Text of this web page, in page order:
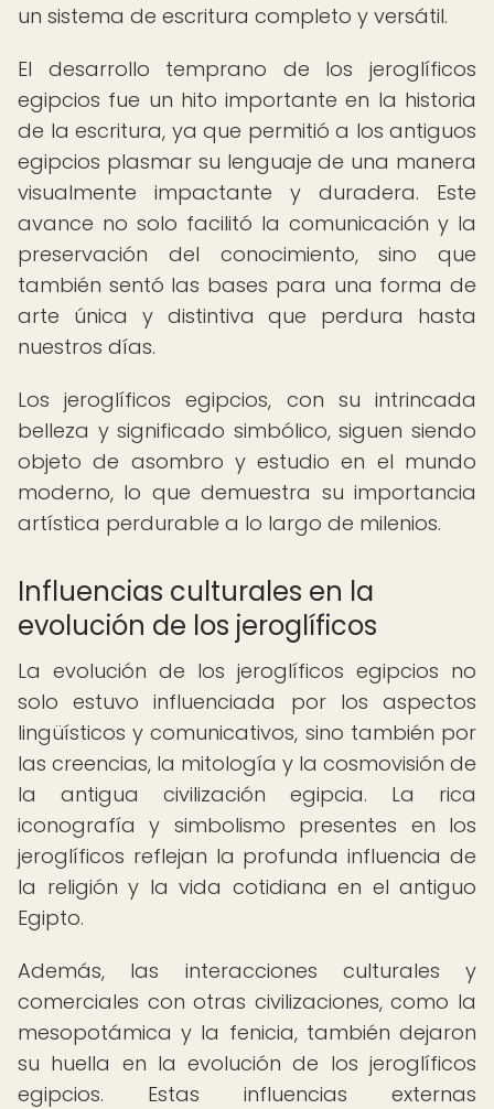
un sistema de escritura completo y versátil.
El desarrollo temprano de los jeroglíficos
egipcios fue un hito importante en la historia
de la escritura, ya que permitió a los antiguos
egipcios plasmar su lenguaje de una manera
visualmente impactante y duradera. Este
avance no solo facilitó la comunicación y la
preservación del conocimiento, sino que
también sentó las bases para una forma de
arte única y distintiva que perdura hasta
nuestros días.
Los jeroglíficos egipcios, con su intrincada
belleza y significado simbólico, siguen siendo
objeto de asombro y estudio en el mundo
moderno, lo que demuestra su importancia
artística perdurable a lo largo de milenios.
Influencias culturales en la
evolución de los jeroglíficos
La evolución de los jeroglíficos egipcios no
solo estuvo influenciada por los aspectos
lingüísticos y comunicativos, sino también por
las creencias, la mitología y la cosmovisión de
la antigua civilización egipcia. La rica
iconografía y simbolismo presentes en los
jeroglíficos reflejan la profunda influencia de
la religión y la vida cotidiana en el antiguo
Egipto.
Además, las interacciones culturales y
comerciales con otras civilizaciones, como la
mesopotámica y la fenicia, también dejaron
su huella en la evolución de los jeroglíficos
egipcios. Estas influencias externas